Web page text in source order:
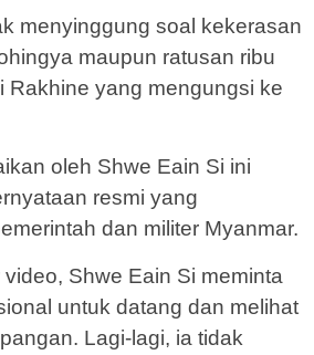
menyinggung soal kekerasan
maupun ratusan ribu
Rakhine yang mengungsi ke
oleh Shwe Eain Si ini
resmi yang
dan militer Myanmar.
Shwe Eain Si meminta
untuk datang dan melihat
Lagi-lagi, ia tidak